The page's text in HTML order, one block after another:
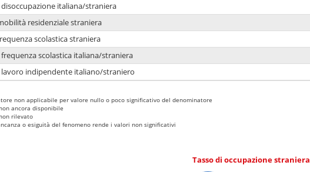
italiana/straniera
residenziale straniera
scolastica straniera
scolastica italiana/straniera
indipendente italiano/straniero
non applicabile per valore nullo o poco significativo del denominatore
ancora disponibile
rilevato
o esiguità del fenomeno rende i valori non significativi
Tasso di occupazione straniera